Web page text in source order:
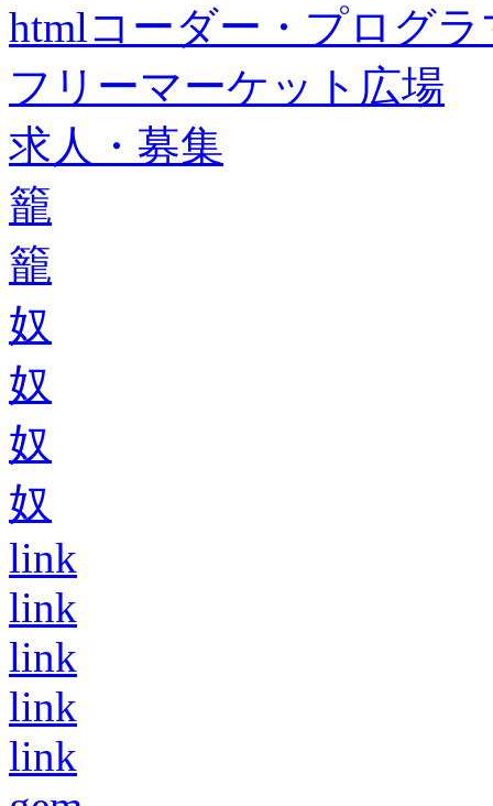
htmlコーダー・プログラ
フリーマーケット広場
求人・募集
籠
籠
奴
奴
奴
奴
link
link
link
link
link